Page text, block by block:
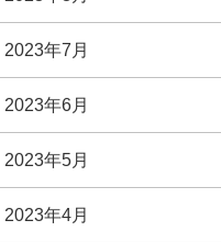
2023年7月
2023年6月
2023年5月
2023年4月